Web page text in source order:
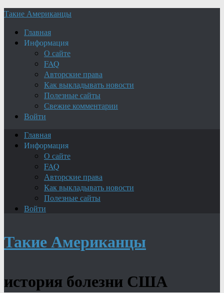
Такие Американцы
Главная
Информация
О сайте
FAQ
Авторские права
Как выкладывать новости
Полезные сайты
Свежие комментарии
Войти
Главная
Информация
О сайте
FAQ
Авторские права
Как выкладывать новости
Полезные сайты
Войти
Такие Американцы
история болезни США